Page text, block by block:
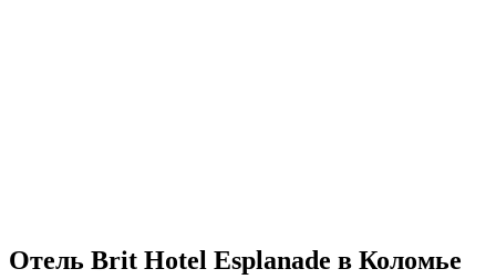
Отель Brit Hotel Esplanade в Коломье